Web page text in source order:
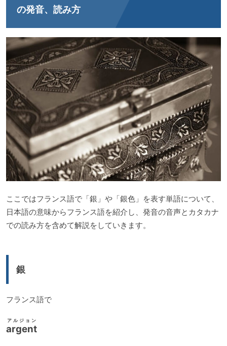
の発音、読み方
ここではフランス語で「銀」や「銀色」を表す単語について、
日本語の意味からフランス語を紹介し、発音の音声とカタカナ
での読み方を含めて解説をしていきます。
銀
フランス語で
argent
アルジョン